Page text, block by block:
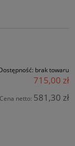
brak towaru
715,00 zł
Cena netto: 581,30 zł